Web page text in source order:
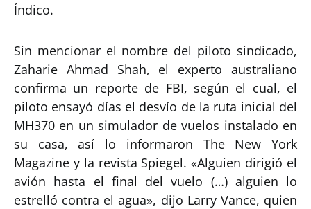
Índico.
Sin mencionar el nombre del piloto sindicado,
Zaharie Ahmad Shah, el experto australiano
confirma un reporte de FBI, según el cual, el
piloto ensayó días el desvío de la ruta inicial del
MH370 en un simulador de vuelos instalado en
su casa, así lo informaron The New York
Magazine y la revista Spiegel. «Alguien dirigió el
avión hasta el final del vuelo (…) alguien lo
estrelló contra el agua», dijo Larry Vance, quien